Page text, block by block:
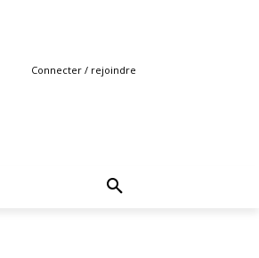
Connecter / rejoindre